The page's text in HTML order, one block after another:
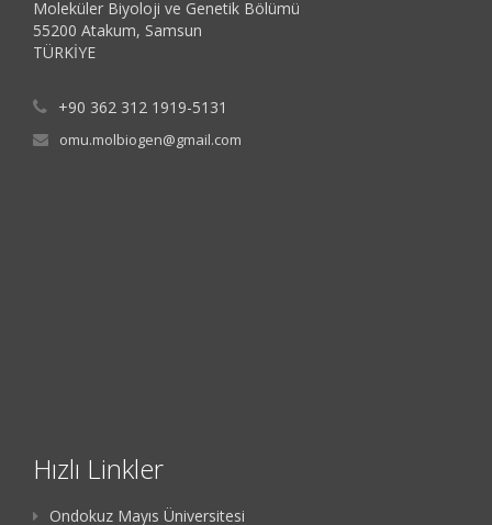
Moleküler Biyoloji ve Genetik Bölümü
55200 Atakum, Samsun
TÜRKİYE
+90 362 312 1919-5131
omu.molbiogen@gmail.com
Hızlı Linkler
Ondokuz Mayıs Üniversitesi